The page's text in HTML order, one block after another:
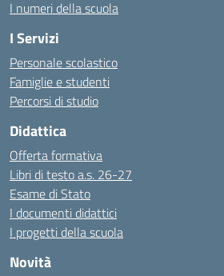
I numeri della scuola
I Servizi
Personale scolastico
Famiglie e studenti
Percorsi di studio
Didattica
Offerta formativa
Libri di testo a.s. 26-27
Esame di Stato
I documenti didattici
I progetti della scuola
Novità